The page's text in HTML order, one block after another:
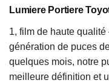
Lumiere Portiere
1, film de haute
génération de puces
quelques mois, notre
meilleure définition et